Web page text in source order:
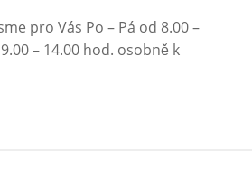
pro Vás Po – Pá od 8.00 –
– 14.00 hod. osobně k